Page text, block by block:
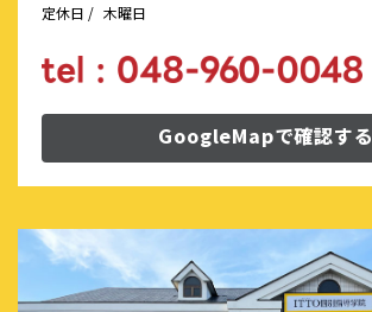
定休日 / 木曜日
GoogleMapで確認する